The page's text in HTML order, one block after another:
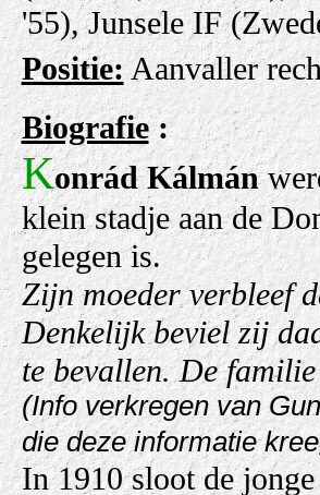
'55), Junsele IF
Positie:Aanvaller
Biografie:
Konrád Kálmán
klein stadje aan de
gelegen is.
Zijn moeder verbleef
Denkelijk beviel zij
te bevallen. De
(Info verkregen van
die deze informatie
In 1910 sloot de